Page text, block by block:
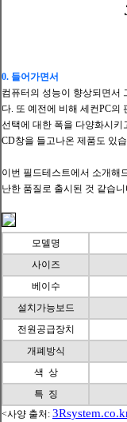
0. 들어가면서
컴퓨터의 성능이 향상되면서
다. 또 예전에 비해 세컨PC의
선택에 대한 폭을 다양화시
CD창을 들고나온 제품도 있
이번 필드테스트에서 소개해
난한 품질로 출시된 것 같습니
모델명
사이즈
베이수
설치가능보드
전원공급장치
개폐방식
색 상
특 징
<사양 출처: